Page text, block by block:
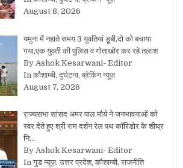
August 8, 2026
यमुना में नहाते समय 3 युवतियां डूबी,दो को बचाया
गया,एक युवती की पुलिस व गोताखोर कर रहे तलाश
By Ashok Kesarwani- Editor
In कौशाम्बी, दुर्घटना, ब्रेकिंग न्यूज़
August 7, 2026
राज्यसभा सांसद अमर पाल मौर्य ने जनभावनाओं को
स्वर देते हुए श्री राम दर्शन रेल पथ कॉरिडोर के शीघ्र
नि…
By Ashok Kesarwani- Editor
In गुड न्यूज़, उत्तर प्रदेश, कौशाम्बी, राजनीति